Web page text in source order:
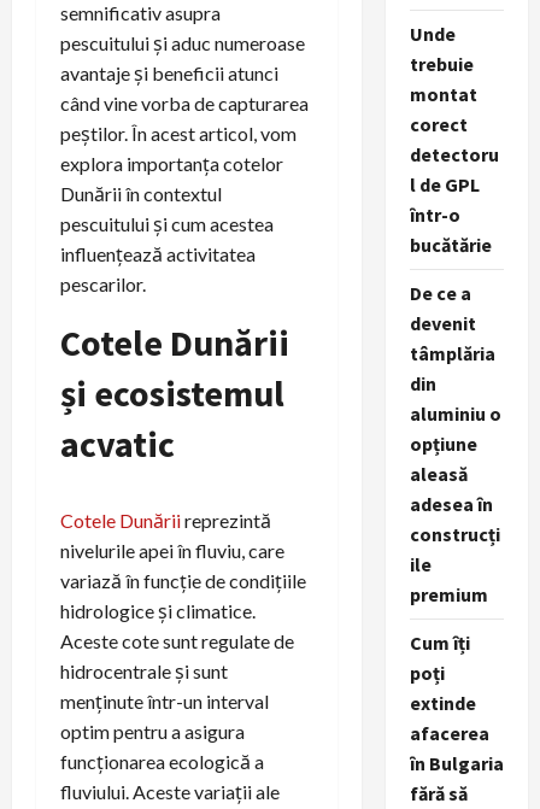
semnificativ asupra
pescuitului și aduc numeroase
avantaje și beneficii atunci
când vine vorba de capturarea
peștilor. În acest articol, vom
explora importanța cotelor
Dunării în contextul
pescuitului și cum acestea
influențează activitatea
pescarilor.
Cotele Dunării
și ecosistemul
acvatic
Cotele Dunăriireprezintă
nivelurile apei în fluviu, care
variază în funcție de condițiile
hidrologice și climatice.
Aceste cote sunt regulate de
hidrocentrale și sunt
menținute într-un interval
optim pentru a asigura
funcționarea ecologică a
fluviului. Aceste variații ale
Unde
trebuie
montat
corect
detectoru
l de GPL
într-o
bucătărie
De ce a
devenit
tâmplăria
din
aluminiu o
opțiune
aleasă
adesea în
construcți
ile
premium
Cum îți
poți
extinde
afacerea
în Bulgaria
fără să